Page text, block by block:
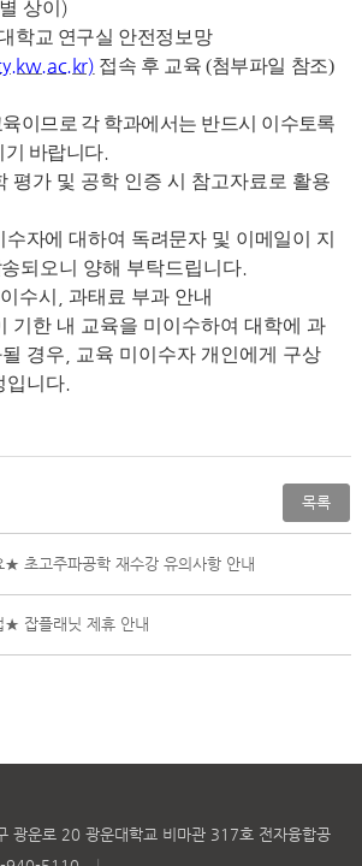
상이 )
학교 연구실 안전정보망
접속 후 교육 (첨부파일 참조)
이므로 각 학과에서는 반드시 이수토록
기 바랍니다.
평가 및 공학 인증 시 참고자료로 활용
수자에 대하여 독려문자 및 이메일이 지
되오니 양해 부탁드립니다.
수시 과태료 부과 안내
기한 내 교육을 미이수하여 대학에 과
경우
교육 미이수자 개인에게 구상
입니다.
목록
초고주파공학 재수강 유의사항 안내
잡플래닛 제휴 안내
광운로 20 광운대학교 비마관 317호 전자융합공